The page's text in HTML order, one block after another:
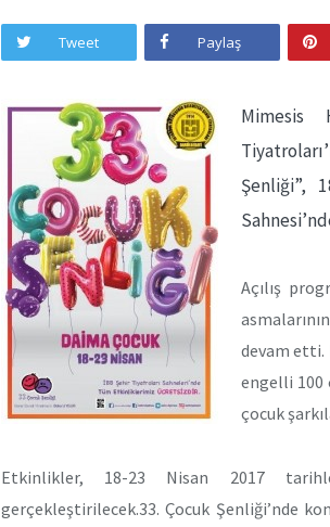
Tweet Paylaş
Mimesis
Şenliği”,
Açılış
devam etti.
engelli 100
çocuk
Etkinlikler, 18-23 Nisan 2017
gerçekleştirilecek.33. Çocuk Şenliği’nde